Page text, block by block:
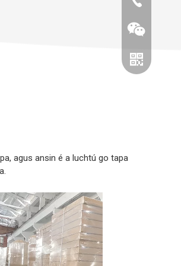
agus ansin é a luchtú go tapa